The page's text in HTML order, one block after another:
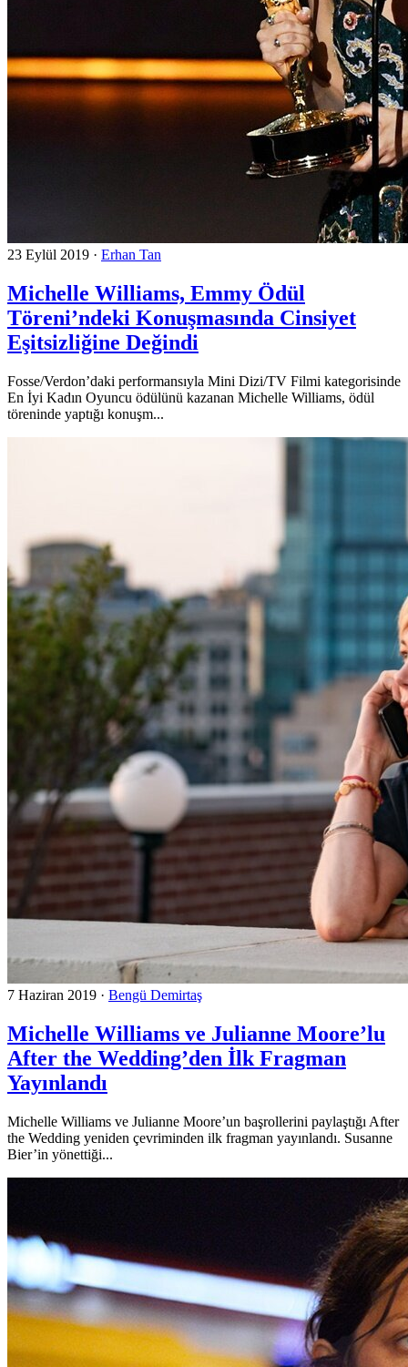
23 Eylül 2019 · Erhan Tan
Michelle Williams, Emmy Ödül
Töreni’ndeki Konuşmasında Cinsiyet
Eşitsizliğine Değindi
Fosse/Verdon’daki performansıyla Mini Dizi/TV Filmi kategorisinde
En İyi Kadın Oyuncu ödülünü kazanan Michelle Williams, ödül
töreninde yaptığı konuşm...
7 Haziran 2019 · Bengü Demirtaş
Michelle Williams ve Julianne Moore’lu
After the Wedding’den İlk Fragman
Yayınlandı
Michelle Williams ve Julianne Moore’un başrollerini paylaştığı After
the Wedding yeniden çevriminden ilk fragman yayınlandı. Susanne
Bier’in yönettiği...